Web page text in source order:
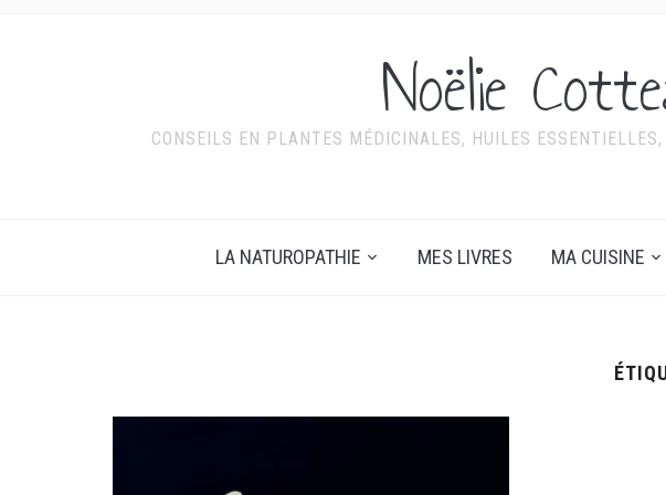
Noëlie
CONSEILS EN PLANTES MÉDICINALES, HUILES
LA NATUROPATHIE MES LIVRES MA CUISINE